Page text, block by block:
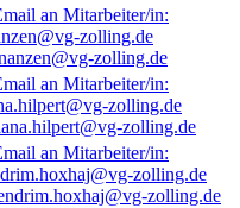
zolling.de
zolling.de
zolling.de